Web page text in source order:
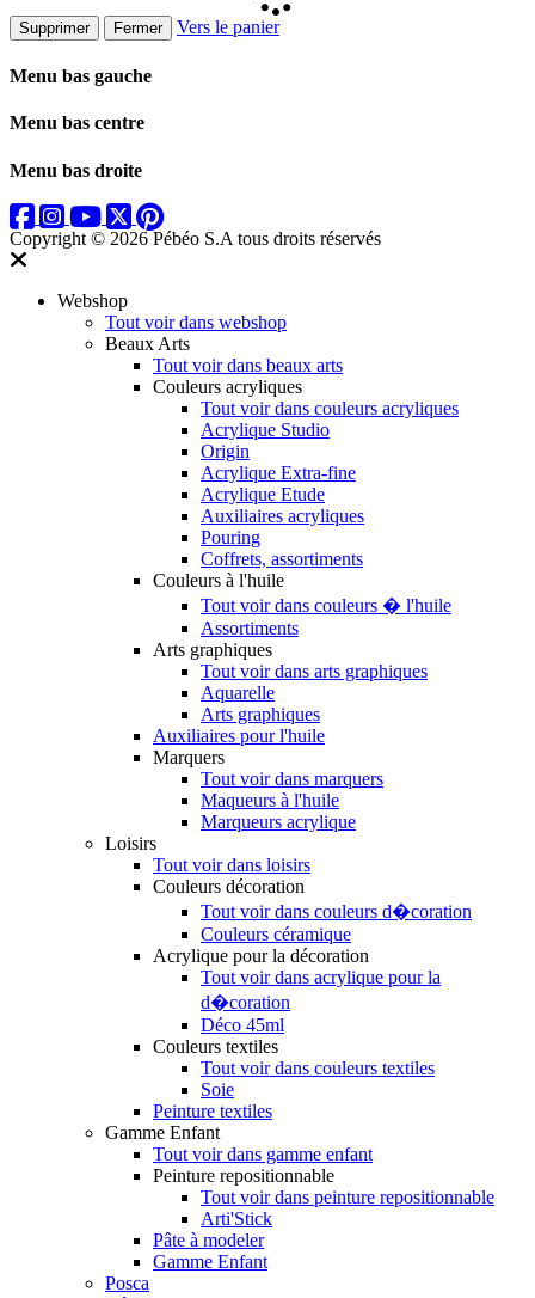
Supprimer Fermer Vers le panier
Menu bas gauche
Menu bas centre
Menu bas droite
Copyright © 2026 Pébéo S.A tous droits réservés
Webshop
Tout voir dans webshop
Beaux Arts
Tout voir dans beaux arts
Couleurs acryliques
Tout voir dans couleurs acryliques
Acrylique Studio
Origin
Acrylique Extra-fine
Acrylique Etude
Auxiliaires acryliques
Pouring
Coffrets, assortiments
Couleurs à l'huile
Tout voir dans couleurs � l'huile
Assortiments
Arts graphiques
Tout voir dans arts graphiques
Aquarelle
Arts graphiques
Auxiliaires pour l'huile
Marquers
Tout voir dans marquers
Maqueurs à l'huile
Marqueurs acrylique
Loisirs
Tout voir dans loisirs
Couleurs décoration
Tout voir dans couleurs d�coration
Couleurs céramique
Acrylique pour la décoration
Tout voir dans acrylique pour la
d�coration
Déco 45ml
Couleurs textiles
Tout voir dans couleurs textiles
Soie
Peinture textiles
Gamme Enfant
Tout voir dans gamme enfant
Peinture repositionnable
Tout voir dans peinture repositionnable
Arti'Stick
Pâte à modeler
Gamme Enfant
Posca